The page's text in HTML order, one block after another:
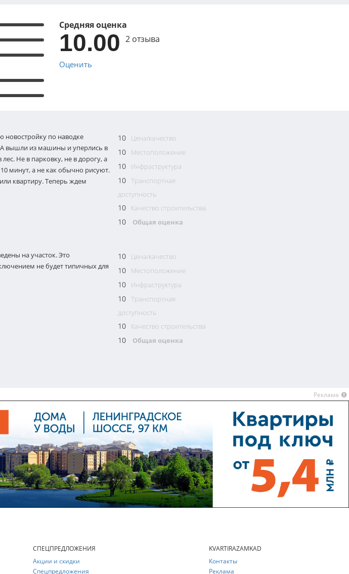
Средняя оценка
10.00 2 отзыва
Оценить
новостройку по наводке
вышли из машины и уперлись в
Не в парковку, не в дорогу, а
минут, а не как обычно рисуют.
квартиру. Теперь ждем
10 Цена/качество
10 Местоположение
10 Инфраструктура
10 Транспортная
доступность
10 Качество строительства
10 Общая оценка
на участок. Это
не будет типичных для
10 Цена/качество
10 Местоположение
10 Инфраструктура
10 Транспортная
доступность
10 Качество строительства
10 Общая оценка
Реклама
СПЕЦПРЕДЛОЖЕНИЯ
Акции и скидки
Спецпредложения
KVARTIRAZAMKAD
Контакты
Реклама